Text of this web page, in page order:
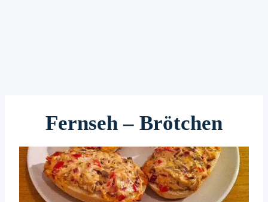
Fernseh – Brötchen